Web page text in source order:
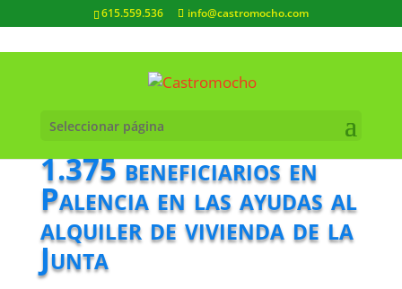
615.559.536 info@castromocho.com
Seleccionar página
1.375 beneficiarios en
Palencia en las ayudas al
alquiler de vivienda de la
Junta